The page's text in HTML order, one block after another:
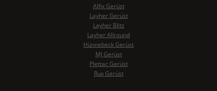
Alfix Gerüst
Layher Gerüst
Layher Blitz
Layher Allround
Hünnebeck Gerüst
MJ Gerüst
Plettac Gerüst
Rux Gerüst